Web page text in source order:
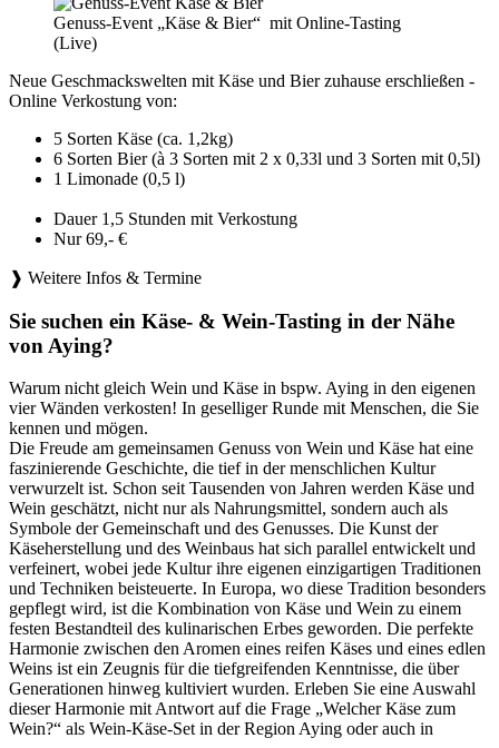
Genuss-Event „Käse & Bier“ mit Online-Tasting
(Live)
Neue Geschmackswelten mit Käse und Bier zuhause erschließen -
Online Verkostung von:
5 Sorten Käse (ca. 1,2kg)
6 Sorten Bier (à 3 Sorten mit 2 x 0,33l und 3 Sorten mit 0,5l)
1 Limonade (0,5 l)
Dauer 1,5 Stunden mit Verkostung
Nur 69,- €
❱ Weitere Infos & Termine
Sie suchen ein Käse- & Wein-Tasting in der Nähe
von Aying?
Warum nicht gleich Wein und Käse in bspw. Aying in den eigenen
vier Wänden verkosten! In geselliger Runde mit Menschen, die Sie
kennen und mögen.
Die Freude am gemeinsamen Genuss von Wein und Käse hat eine
faszinierende Geschichte, die tief in der menschlichen Kultur
verwurzelt ist. Schon seit Tausenden von Jahren werden Käse und
Wein geschätzt, nicht nur als Nahrungsmittel, sondern auch als
Symbole der Gemeinschaft und des Genusses. Die Kunst der
Käseherstellung und des Weinbaus hat sich parallel entwickelt und
verfeinert, wobei jede Kultur ihre eigenen einzigartigen Traditionen
und Techniken beisteuerte. In Europa, wo diese Tradition besonders
gepflegt wird, ist die Kombination von Käse und Wein zu einem
festen Bestandteil des kulinarischen Erbes geworden. Die perfekte
Harmonie zwischen den Aromen eines reifen Käses und eines edlen
Weins ist ein Zeugnis für die tiefgreifenden Kenntnisse, die über
Generationen hinweg kultiviert wurden. Erleben Sie eine Auswahl
dieser Harmonie mit Antwort auf die Frage „Welcher Käse zum
Wein?“ als Wein-Käse-Set in der Region Aying oder auch in